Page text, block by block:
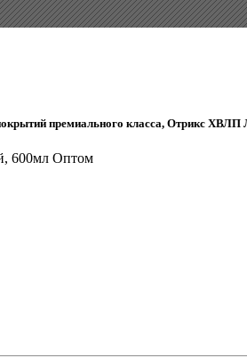
премиального класса, Отрикс
600мл Оптом